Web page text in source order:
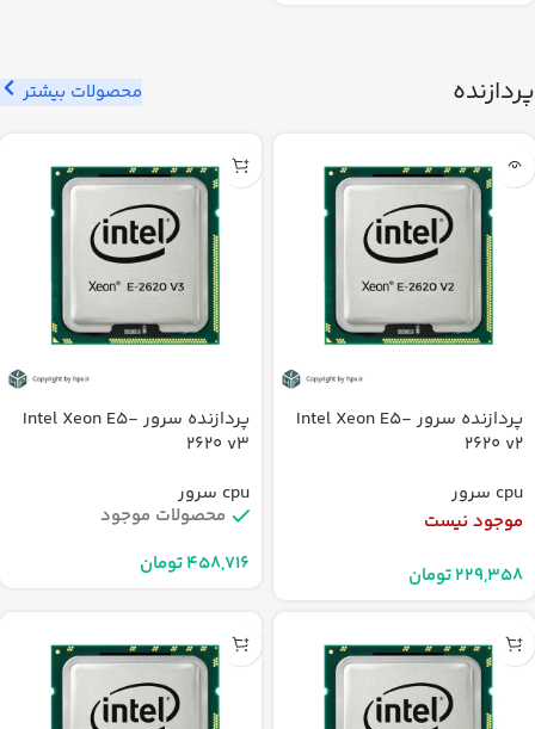
پردازنده محصولات بیشتر
پردازنده سرور Intel Xeon E5-
2620 v2
cpu سرور
موجود نیست
تومان
پردازنده سرور Intel Xeon E5-
2620 v3
cpu سرور
محصولات موجود
تومان